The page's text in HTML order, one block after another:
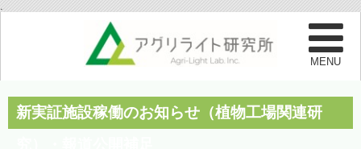
.
新実証施設稼働のお知らせ（植物工場関連研